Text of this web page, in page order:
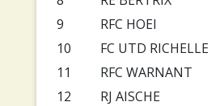
9
RFC HOEI
10
FC UTD RICHELLE
11
RFC WARNANT
12
RJ AISCHE